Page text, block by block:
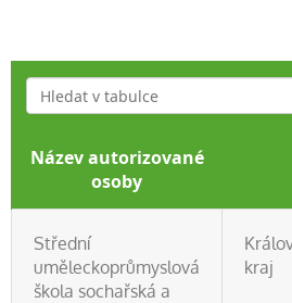
Název autorizované
osoby
Střední
uměleckoprůmyslová
škola sochařská a
kraj